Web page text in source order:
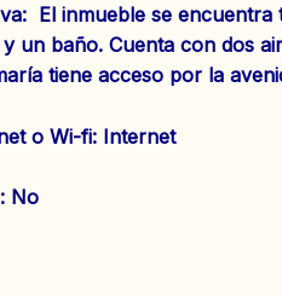
El inmueble se
un baño. Cuenta con dos
tiene acceso por la
o Wi-fi: Internet
No